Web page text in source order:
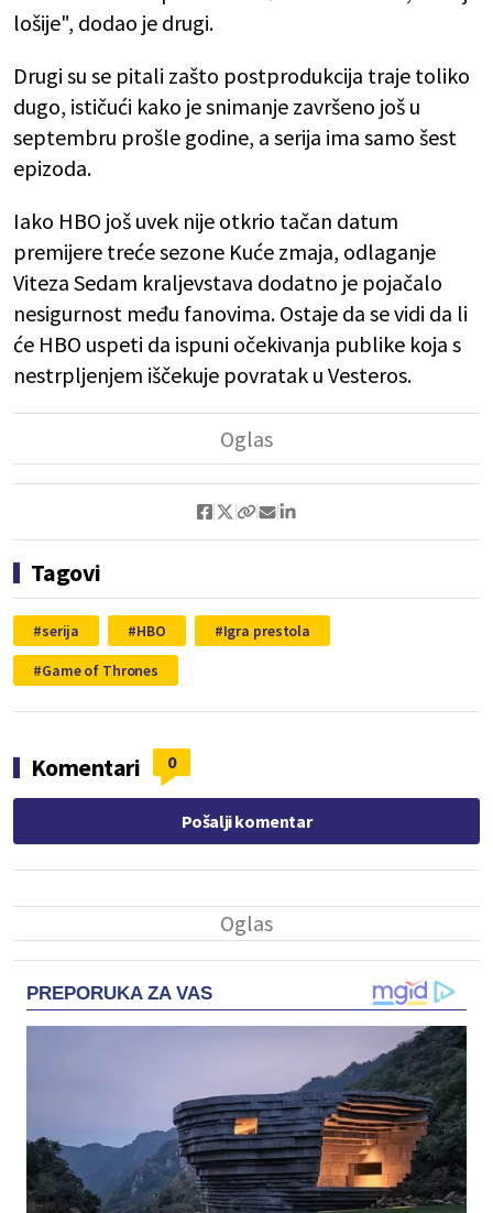
lošije", dodao je drugi.
Drugi su se pitali zašto postprodukcija traje toliko
dugo, ističući kako je snimanje završeno još u
septembru prošle godine, a serija ima samo šest
epizoda.
Iako HBO još uvek nije otkrio tačan datum
premijere treće sezone Kuće zmaja, odlaganje
Viteza Sedam kraljevstava dodatno je pojačalo
nesigurnost među fanovima. Ostaje da se vidi da li
će HBO uspeti da ispuni očekivanja publike koja s
nestrpljenjem iščekuje povratak u Vesteros.
Tagovi
serija HBO
Igra prestola
Game of Thrones
Komentari 0
Pošalji komentar
PREPORUKA ZA VAS